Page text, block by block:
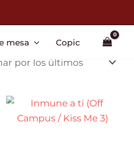
mesa Copic